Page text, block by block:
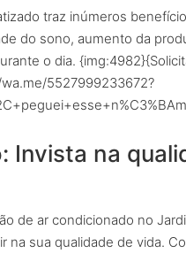
traz inúmeros
do sono, aumento da
o dia.
5527999233672?
Invista na
de ar condicionado no
na sua qualidade de vida.